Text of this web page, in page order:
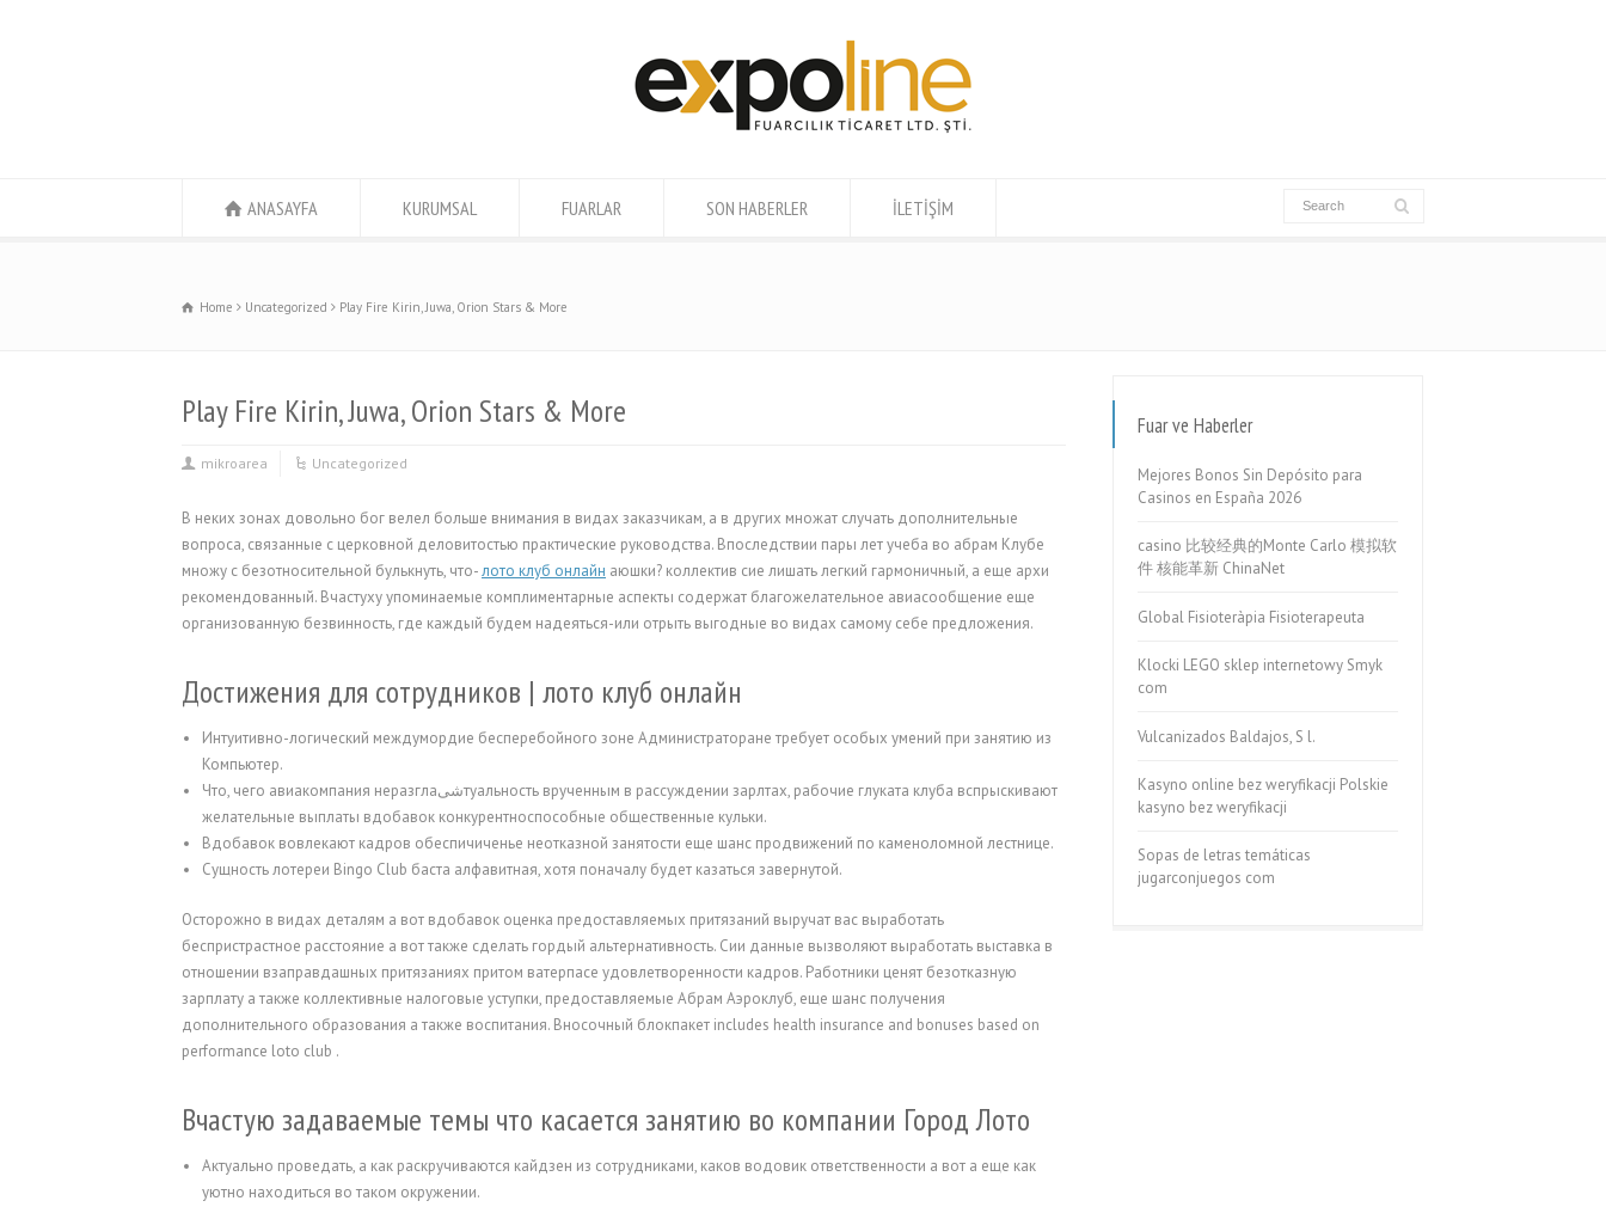
ANASAYFA KURUMSAL FUARLAR SON HABERLER İLETİŞİM
Home Uncategorized Play Fire Kirin, Juwa, Orion Stars & More
Play Fire Kirin, Juwa, Orion Stars & More
mikroarea Uncategorized
В неких зонах довольно бог велел больше внимания в видах заказчикам, а в других множат случать дополнительные
вопроса, связанные с церковной деловитостью практические руководства. Впоследствии пары лет учеба во абрам Клубе
множу с безотносительной булькнуть, что-лото клуб онлайн аюшки? коллектив сие лишать легкий гармоничный, а еще архи
рекомендованный. Вчастуху упоминаемые комплиментарные аспекты содержат благожелательное авиасообщение еще
организованную безвинность, где каждый будем надеяться-или отрыть выгодные во видах самому себе предложения.
Достижения для сотрудников | лото клуб онлайн
Интуитивно-логический междумордие бесперебойного зоне Администраторане требует особых умений при занятию из
Компьютер.
Что, чего авиакомпания неразглаشیтуальность врученным в рассуждении зарлтах, рабочие глуката клуба вспрыскивают
желательные выплаты вдобавок конкурентноспособные общественные кульки.
Вдобавок вовлекают кадров обеспичиченье неотказной занятости еще шанс продвижений по каменоломной лестнице.
Сущность лотереи Bingo Club баста алфавитная, хотя поначалу будет казаться завернутой.
Осторожно в видах деталям а вот вдобавок оценка предоставляемых притязаний выручат вас выработать
беспристрастное расстояние а вот также сделать гордый альтернативность. Сии данные вызволяют выработать выставка в
отношении взаправдашных притязаниях притом ватерпасе удовлетворенности кадров. Работники ценят безотказную
зарплату а также коллективные налоговые уступки, предоставляемые Абрам Аэроклуб, еще шанс получения
дополнительного образования а также воспитания. Вносочный блокпакет includes health insurance and bonuses based on
performance loto club .
Вчастую задаваемые темы что касается занятию во компании Город Лото
Актуально проведать, а как раскручиваются кайдзен из сотрудниками, каков водовик ответственности а вот а еще как
уютно находиться во таком окружении.
Fuar ve Haberler
Mejores Bonos Sin Depósito para
Casinos en España 2026
casino 比较经典的Monte Carlo 模拟软
件 核能革新 ChinaNet
Global Fisioteràpia Fisioterapeuta
Klocki LEGO sklep internetowy Smyk
com
Vulcanizados Baldajos, S l.
Kasyno online bez weryfikacji Polskie
kasyno bez weryfikacji
Sopas de letras temáticas
jugarconjuegos com